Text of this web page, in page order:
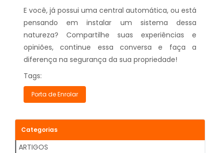
E você, já possui uma central automática, ou está
pensando em instalar um sistema dessa
natureza? Compartilhe suas experiências e
opiniões, continue essa conversa e faça a
diferença na segurança da sua propriedade!
Tags:
Porta de Enrolar
Categorias
ARTIGOS